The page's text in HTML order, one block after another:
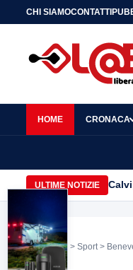
CHI SIAMOCONTATTI
HOME CRONACA
ULTIME NOTIZIE
Home > Sport>